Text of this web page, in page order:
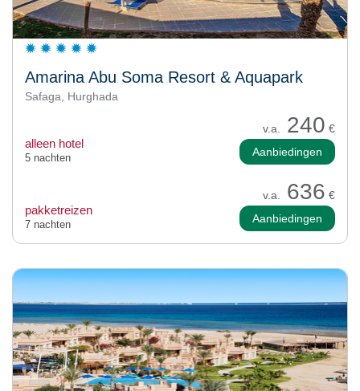
Amarina Abu Soma Resort & Aquapark
Safaga, Hurghada
v.a. 240 €
alleen hotel
5 nachten Aanbiedingen
v.a. 636 €
pakketreizen
7 nachten Aanbiedingen